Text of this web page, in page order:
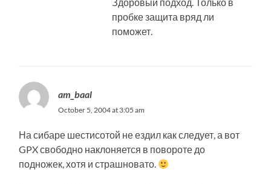
Здоровый подход. Только в
пробке защита вряд ли
поможет.
am_baal
October 5, 2004 at 3:05 am
На сибаре шестисотой не ездил как следует, а вот
GPX свободно наклоняется в повороте до
подножек, хотя и страшновато.